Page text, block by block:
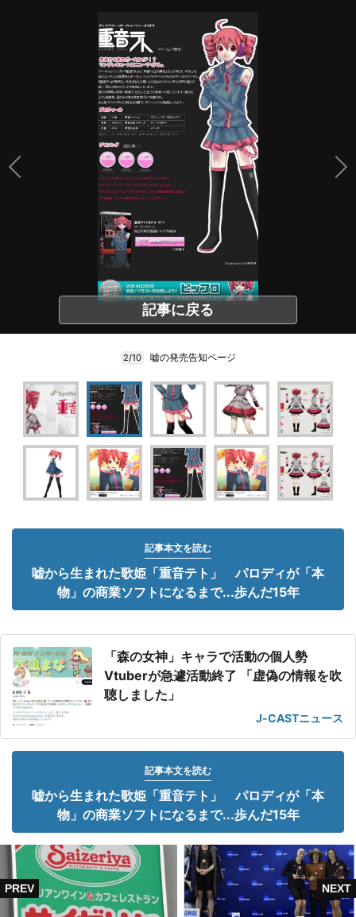
記事に戻る
2/10 嘘の発売告知ページ
記事本文を読む
嘘から生まれた歌姫「重音テト」 パロディが「本
物」の商業ソフトになるまで...歩んだ15年
「森の女神」キャラで活動の個人勢
Vtuberが急遽活動終了 「虚偽の情報を吹
聴しました」
J-CASTニュース
記事本文を読む
嘘から生まれた歌姫「重音テト」 パロディが「本
物」の商業ソフトになるまで...歩んだ15年